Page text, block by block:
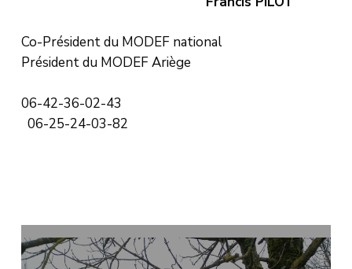
Co-Président du MODEF national
Président du MODEF Ariège
06-42-36-02-43
06-25-24-03-82